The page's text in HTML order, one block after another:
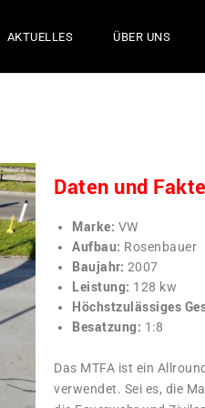
AKTUELLES ÜBER UNS
Daten und
Marke: VW
Aufbau: Rosenbauer
Baujahr: 2007
Leistung: 128 kw
Höchstzulässiges
Besatzung: 1:8
Das MTFA ist ein
verwendet. Sei es, die